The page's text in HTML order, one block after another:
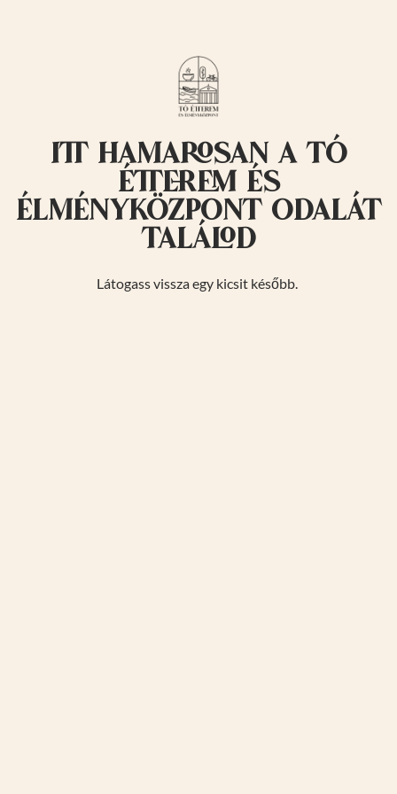
Itt hamarosan a tó
étterem és
élményközpont odalát
találod
Látogass vissza egy kicsit később.